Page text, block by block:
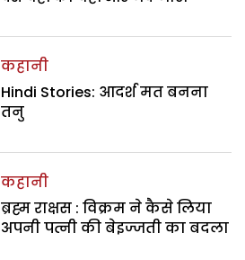
कहानी
Hindi Stories: आदर्श मत बनना
तनु
कहानी
ब्रह्म राक्षस : विक्रम ने कैसे लिया
अपनी पत्नी की बेइज्जती का बदला